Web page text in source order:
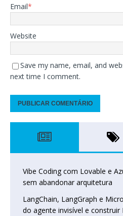
Email*
Website
Save my name, email, and
next time I comment.
Vibe Coding com Lovable e
sem abandonar arquitetura
LangChain, LangGraph e
do agente invisível e construir